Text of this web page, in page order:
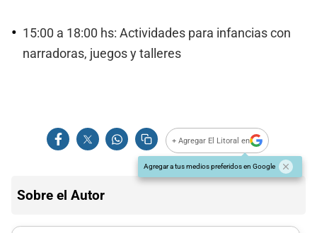
15:00 a 18:00 hs: Actividades para infancias con
narradoras, juegos y talleres
+ Agregar El Litoral en
Agregar a tus medios preferidos en Google
Sobre el Autor